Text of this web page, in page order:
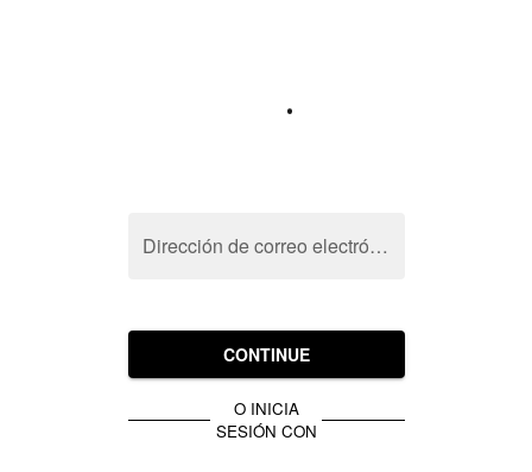
Dirección de correo electrónico
CONTINUE
O INICIA
SESIÓN CON